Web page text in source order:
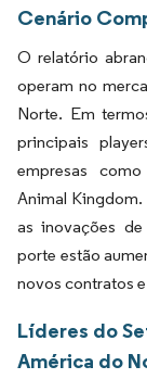
Cenário
O relatório
operam no
Norte. Em
principais
empresas
Animal
as inovações
porte estão
novos contratos
Líderes do
América do